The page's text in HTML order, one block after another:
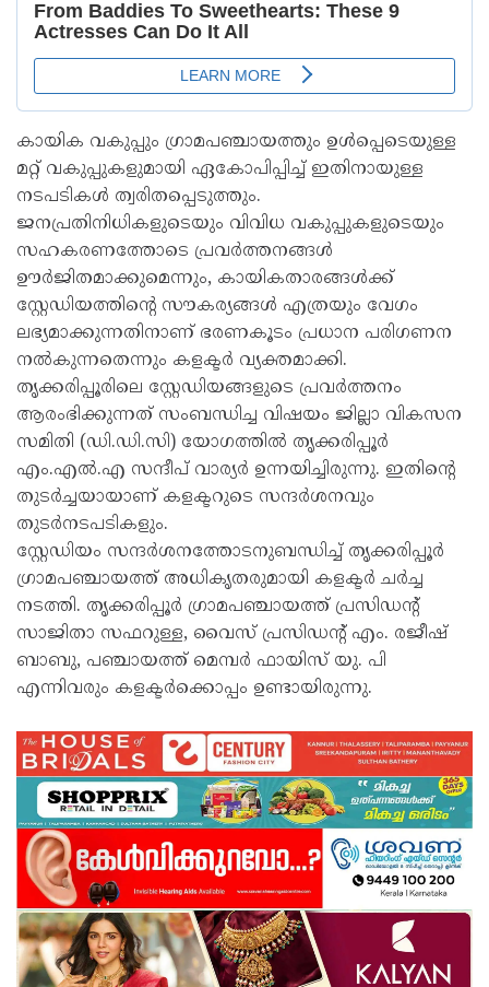
കായിക വകുപ്പും ഗ്രാമപഞ്ചായത്തും ഉൾപ്പെടെയുള്ള
മറ്റ് വകുപ്പുകളുമായി ഏകോപിപ്പിച്ച് ഇതിനായുള്ള
നടപടികൾ ത്വരിതപ്പെടുത്തും.
ജനപ്രതിനിധികളുടെയും വിവിധ വകുപ്പുകളുടെയും
സഹകരണത്തോടെ പ്രവർത്തനങ്ങൾ
ഊർജിതമാക്കുമെന്നും, കായികതാരങ്ങൾക്ക്
സ്റ്റേഡിയത്തിന്റെ സൗകര്യങ്ങൾ എത്രയും വേഗം
ലഭ്യമാക്കുന്നതിനാണ് ഭരണകൂടം പ്രധാന പരിഗണന
നൽകുന്നതെന്നും കളക്ടർ വ്യക്തമാക്കി.
തൃക്കരിപ്പൂരിലെ സ്റ്റേഡിയങ്ങളുടെ പ്രവർത്തനം
ആരംഭിക്കുന്നത് സംബന്ധിച്ച വിഷയം ജില്ലാ വികസന
സമിതി (ഡി.ഡി.സി) യോഗത്തിൽ തൃക്കരിപ്പൂർ
എം.എൽ.എ സന്ദീപ് വാര്യർ ഉന്നയിച്ചിരുന്നു. ഇതിന്റെ
തുടർച്ചയായാണ് കളക്ടറുടെ സന്ദർശനവും
തുടർനടപടികളും.
സ്റ്റേഡിയം സന്ദർശനത്തോടനുബന്ധിച്ച് തൃക്കരിപ്പൂർ
ഗ്രാമപഞ്ചായത്ത് അധികൃതരുമായി കളക്ടർ ചർച്ച
നടത്തി. തൃക്കരിപ്പൂർ ഗ്രാമപഞ്ചായത്ത് പ്രസിഡന്റ്
സാജിതാ സഫറുള്ള, വൈസ് പ്രസിഡന്റ് എം. രജീഷ്
ബാബു, പഞ്ചായത്ത് മെമ്പർ ഫായിസ് യു. പി
എന്നിവരും കളക്ടർക്കൊപ്പം ഉണ്ടായിരുന്നു.